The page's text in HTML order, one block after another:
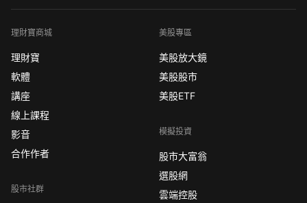
理財寶商城
理財寶
軟體
講座
線上課程
影音
合作作者
股市社群
美股專區
美股放大鏡
美股股市
美股ETF
模擬投資
股市大富翁
選股網
雲端控股